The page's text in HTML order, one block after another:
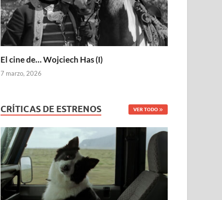
El cine de… Wojciech Has (I)
7 marzo, 2026
CRÍTICAS DE ESTRENOS VER TODO